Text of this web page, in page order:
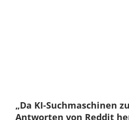
„Da KI-Suchmaschinen
Antworten von Reddit